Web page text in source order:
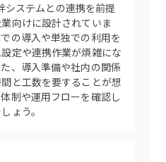
システムとの連携を前提
向けに設計されていま
の導入や単独での利用を
定や連携作業が煩雑にな
、導入準備や社内の関係
と工数を要することが想
制や運用フローを確認し
ょう。